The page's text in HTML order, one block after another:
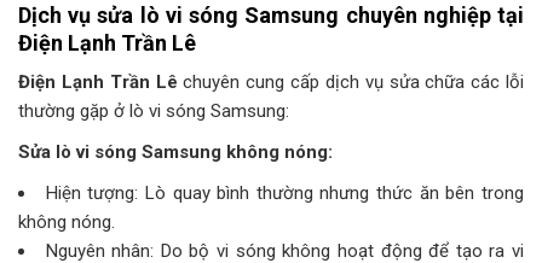
Dịch vụ sửa lò vi sóng Samsung chuyên nghiệp tại
Điện Lạnh Trần Lê
Điện Lạnh Trần Lê chuyên cung cấp dịch vụ sửa chữa các lỗi
thường gặp ở lò vi sóng Samsung:
Sửa lò vi sóng Samsung không nóng:
Hiện tượng: Lò quay bình thường nhưng thức ăn bên trong
không nóng.
Nguyên nhân: Do bộ vi sóng không hoạt động để tạo ra vi